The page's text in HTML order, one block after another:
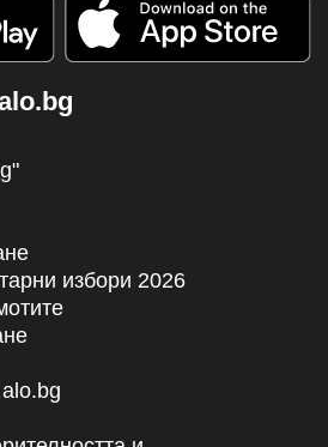
избори 2026